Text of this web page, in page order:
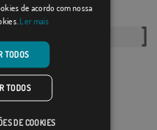
com as nossas
e é
e modificação sem o
de acordo com nossa
Ler mais
TODOS
TODOS
DE COOKIES